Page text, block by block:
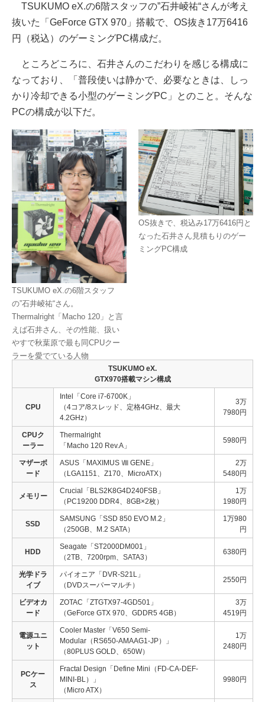
TSUKUMO eX.の6階スタッフの”石井崚祐“さんが考え
抜いた「GeForce GTX 970」搭載で、OS抜き17万6416
円（税込）のゲーミングPC構成だ。
ところどころに、石井さんのこだわりを感じる構成に
なっており、「普段使いは静かで、必要なときは、しっ
かり冷却できる小型のゲーミングPC」とのこと。そんな
PCの構成が以下だ。
TSUKUMO eX.の6階スタッフ
の”石井崚祐“さん。
Thermalright「Macho 120」と言
えば石井さん、その性能、扱い
やすで秋葉原で最も同CPUクー
ラーを愛でている人物
OS抜きで、税込み17万6416円と
なった石井さん見積もりのゲー
ミングPC構成
TSUKUMO eX.
GTX970搭載マシン構成
CPU
Intel「Core i7-6700K」
（4コア/8スレッド、定格4GHz、最大
4.2GHz）
3万
7980円
CPUク
ーラー
Thermalright
「Macho 120 Rev.A」
5980円
マザーボ
ード
ASUS「MAXIMUS Ⅷ GENE」
（LGA1151、Z170、MicroATX）
2万
5480円
メモリー
Crucial「BLS2K8G4D240FSB」
（PC19200 DDR4、8GB×2枚）
1万
1980円
SSD
SAMSUNG「SSD 850 EVO M.2」
（250GB、M.2 SATA）
1万980
円
HDD
Seagate「ST2000DM001」
（2TB、7200rpm、SATA3）
6380円
光学ドラ
イブ
パイオニア「DVR-S21L」
（DVDスーパーマルチ）
2550円
ビデオカ
ード
ZOTAC「ZTGTX97-4GD501」
（GeForce GTX 970、GDDR5 4GB）
3万
4519円
電源ユニ
ット
Cooler Master「V650 Semi-
Modular（RS650-AMAAG1-JP）」
（80PLUS GOLD、650W）
1万
2480円
PCケー
ス
Fractal Design「Define Mini（FD-CA-DEF-
MINI-BL）」
（Micro ATX）
9980円